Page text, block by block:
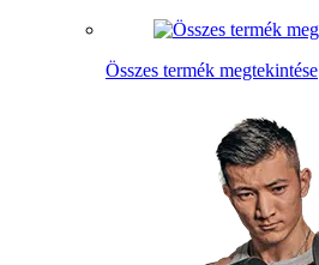
Összes termék megtekintése